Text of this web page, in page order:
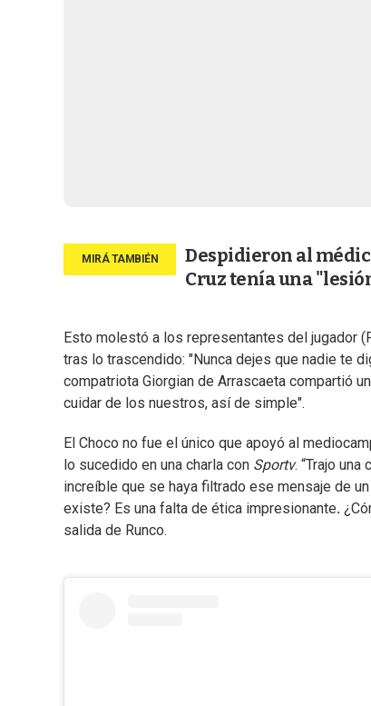
Despidieron al
Cruz tenía una
Esto molestó a los representantes del jugador
tras lo trascendido: "Nunca dejes que nadie te
compatriota Giorgian de Arrascaeta compartió
cuidar de los nuestros, así de simple".
El Choco no fue el único que apoyó al
lo sucedido en una charla con Sportv. “Trajo
increíble que se haya filtrado ese mensaje de
existe? Es una falta de ética impresionante.
salida de Runco.